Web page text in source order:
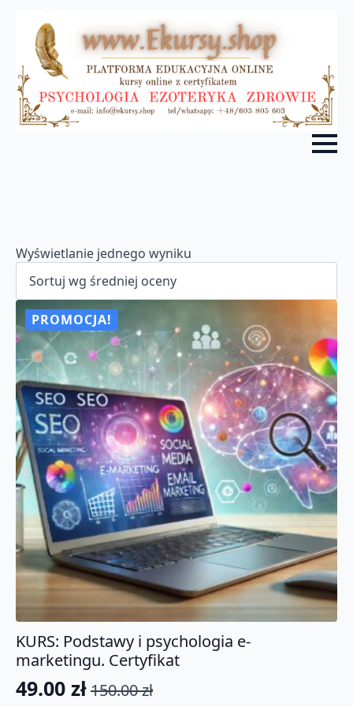
Wyświetlanie jednego wyniku
PROMOCJA!
KURS: Podstawy i psychologia e-
marketingu. Certyfikat
150.00zł
Pierwotna
49.00 zł
Aktualna